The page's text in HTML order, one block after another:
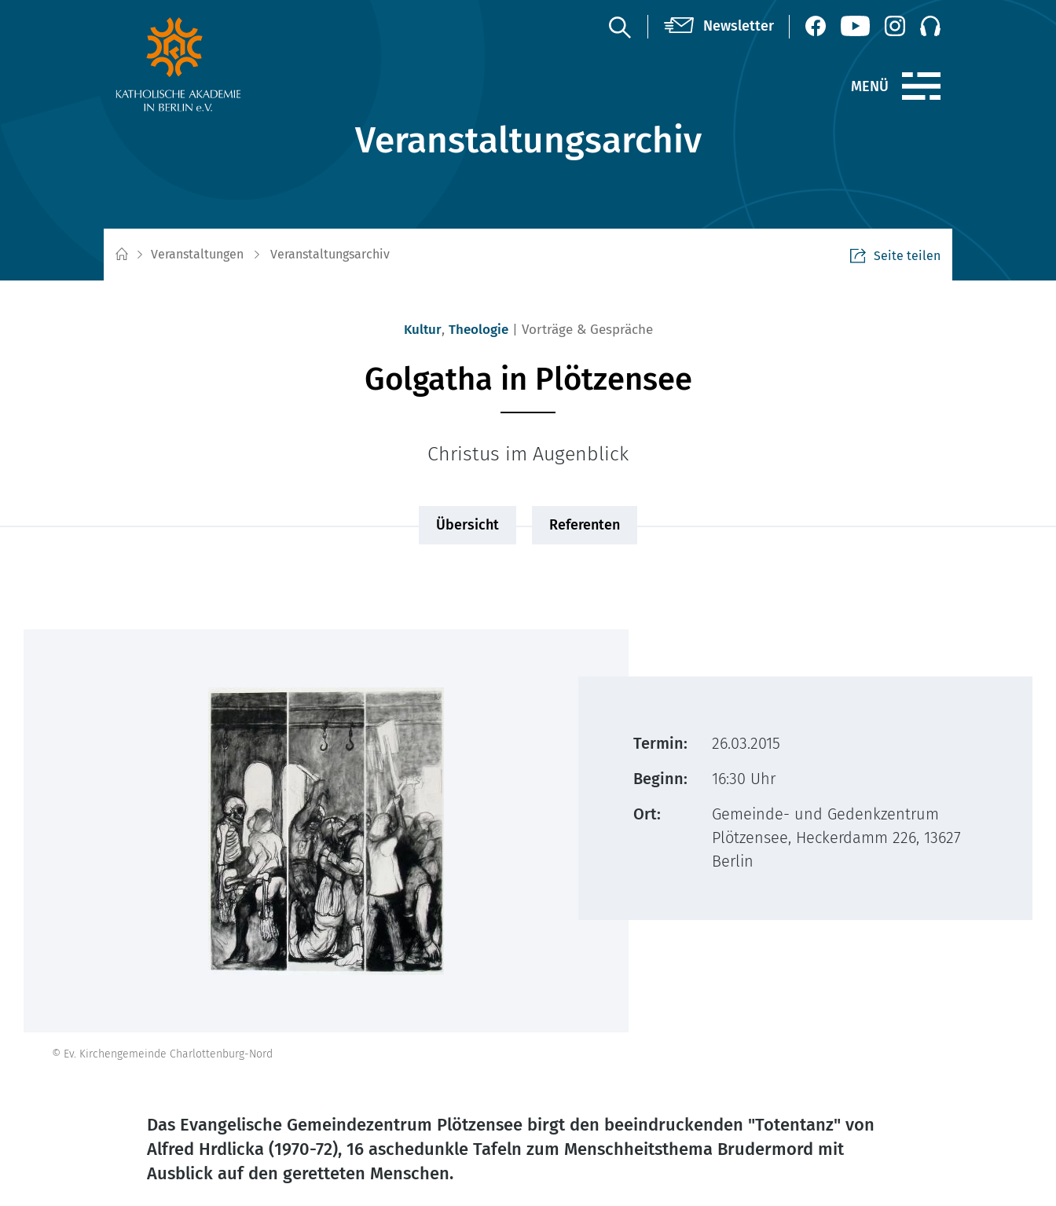
Veranstaltungsarchiv
Veranstaltungen Veranstaltungsarchiv Seite teilen
Kultur, Theologie Vorträge & Gespräche
Golgatha in Plötzensee
Christus im Augenblick
Übersicht Referenten
© Ev. Kirchengemeinde Charlottenburg-Nord
Termin:
26.03.2015
Beginn:
16:30 Uhr
Ort:
Gemeinde- und Gedenkzentrum
Plötzensee, Heckerdamm 226, 13627
Berlin
Das Evangelische Gemeindezentrum Plötzensee birgt den beeindruckenden "Totentanz" von
Alfred Hrdlicka (1970-72), 16 aschedunkle Tafeln zum Menschheitsthema Brudermord mit
Ausblick auf den geretteten Menschen.